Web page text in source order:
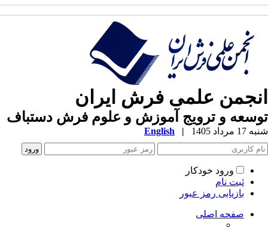
علمی فرش ایران
و ترویج آموزش و علوم فرش دستباف
مرداد 1405 |
English
ورود خودکار
ثبت نام
بازیابی رمز عبور
صفحه اصلی